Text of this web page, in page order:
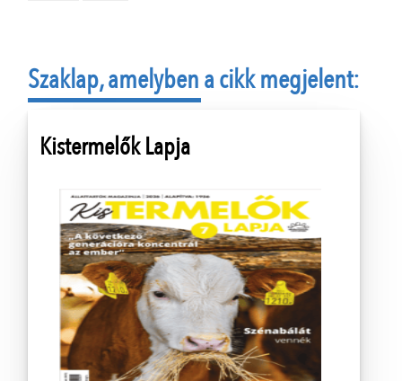
Szaklap, amelyben a cikk megjelent:
Kistermelők Lapja